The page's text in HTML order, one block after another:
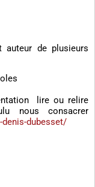
auteur de plusieurs
lire ou relire
nous consacrer
dubesset/